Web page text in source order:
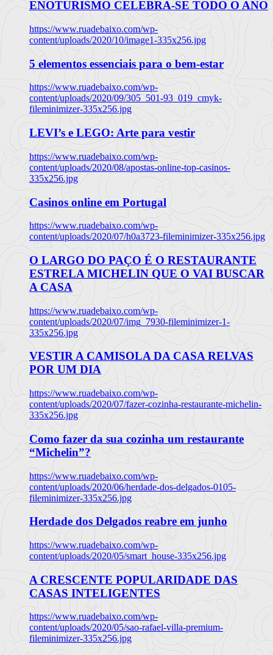
ENOTURISMO CELEBRA-SE TODO O ANO
https://www.ruadebaixo.com/wp-
content/uploads/2020/10/image1-335x256.jpg
5 elementos essenciais para o bem-estar
https://www.ruadebaixo.com/wp-
content/uploads/2020/09/305_501-93_019_cmyk-
fileminimizer-335x256.jpg
LEVI’s e LEGO: Arte para vestir
https://www.ruadebaixo.com/wp-
content/uploads/2020/08/apostas-online-top-casinos-
335x256.jpg
Casinos online em Portugal
https://www.ruadebaixo.com/wp-
content/uploads/2020/07/h0a3723-fileminimizer-335x256.jpg
O LARGO DO PAÇO É O RESTAURANTE
ESTRELA MICHELIN QUE O VAI BUSCAR
A CASA
https://www.ruadebaixo.com/wp-
content/uploads/2020/07/img_7930-fileminimizer-1-
335x256.jpg
VESTIR A CAMISOLA DA CASA RELVAS
POR UM DIA
https://www.ruadebaixo.com/wp-
content/uploads/2020/07/fazer-cozinha-restaurante-michelin-
335x256.jpg
Como fazer da sua cozinha um restaurante
“Michelin”?
https://www.ruadebaixo.com/wp-
content/uploads/2020/06/herdade-dos-delgados-0105-
fileminimizer-335x256.jpg
Herdade dos Delgados reabre em junho
https://www.ruadebaixo.com/wp-
content/uploads/2020/05/smart_house-335x256.jpg
A CRESCENTE POPULARIDADE DAS
CASAS INTELIGENTES
https://www.ruadebaixo.com/wp-
content/uploads/2020/05/sao-rafael-villa-premium-
fileminimizer-335x256.jpg